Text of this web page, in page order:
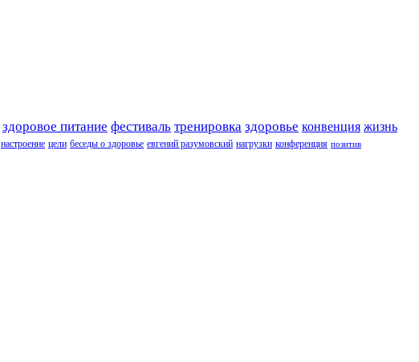
здоровое питание фестиваль тренировка здоровье конвенция жизнь
настроение цели беседы о здоровье евгений разумовский нагрузки конференция позитив